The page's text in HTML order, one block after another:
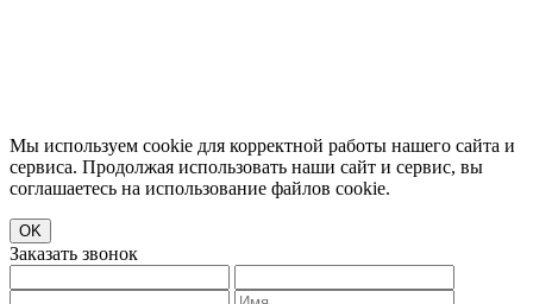
Мы используем cookie для корректной работы нашего сайта и
сервиса. Продолжая использовать наши сайт и сервис, вы
соглашаетесь на использование файлов cookie.
OK
Заказать звонок